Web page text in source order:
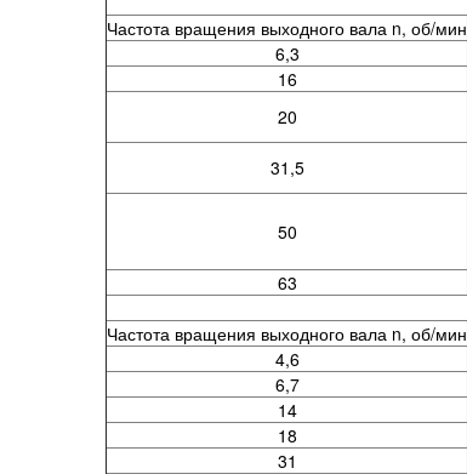
Частота вращения выходного вала n, об/мин
6,3
16
20
31,5
50
63
Частота вращения выходного вала n, об/мин
4,6
6,7
14
18
31